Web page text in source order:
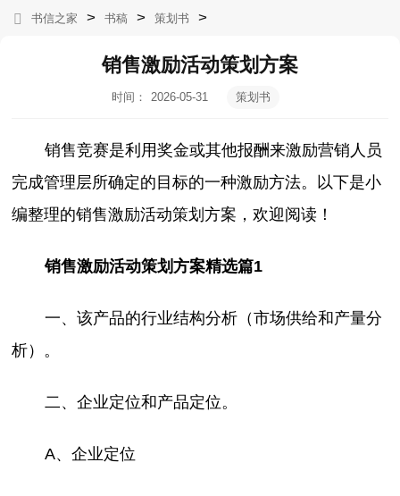
书信之家 > 书稿 > 策划书 >
销售激励活动策划方案
时间：
2026-05-31
策划书
销售竞赛是利用奖金或其他报酬来激励营销人员
完成管理层所确定的目标的一种激励方法。以下是小
编整理的销售激励活动策划方案，欢迎阅读！
销售激励活动策划方案精选篇1
一、该产品的行业结构分析（市场供给和产量分
析）。
二、企业定位和产品定位。
A、企业定位